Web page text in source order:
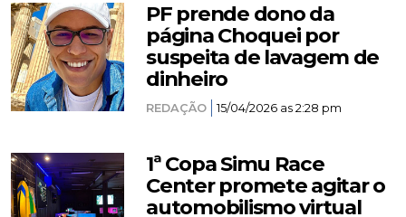
PF prende dono da
página Choquei por
suspeita de lavagem de
dinheiro
REDAÇÃO 15/04/2026 as 2:28 pm
1ª Copa Simu Race
Center promete agitar o
automobilismo virtual